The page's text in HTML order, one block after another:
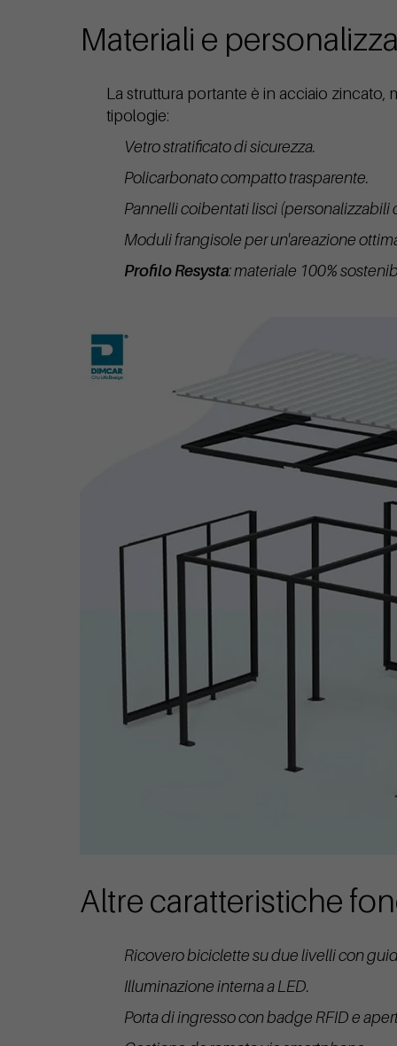
Materiali e
La struttura portante è in acciaio
tipologie:
Vetro stratificato di sicurezza.
Policarbonato compatto trasparente.
Pannelli coibentati lisci (personalizzabili
Moduli frangisole per un'areazione
Profilo Resysta: materiale 100%
Altre caratteristiche
Ricovero biciclette su due livelli con
Illuminazione interna a LED.
Porta di ingresso con badge RFID e